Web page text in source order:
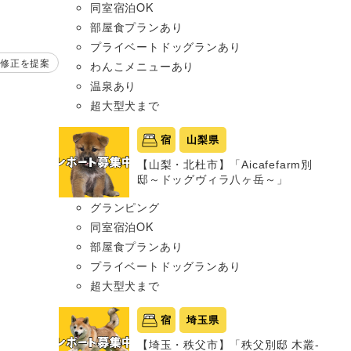
正を提案
同室宿泊OK
部屋食プランあり
プライベートドッグランあり
わんこメニューあり
温泉あり
超大型犬まで
宿 山梨県
【山梨・北杜市】「Aicafefarm別
邸～ドッグヴィラ八ヶ岳～」
グランピング
同室宿泊OK
部屋食プランあり
プライベートドッグランあり
超大型犬まで
宿 埼玉県
【埼玉・秩父市】「秩父別邸 木叢-